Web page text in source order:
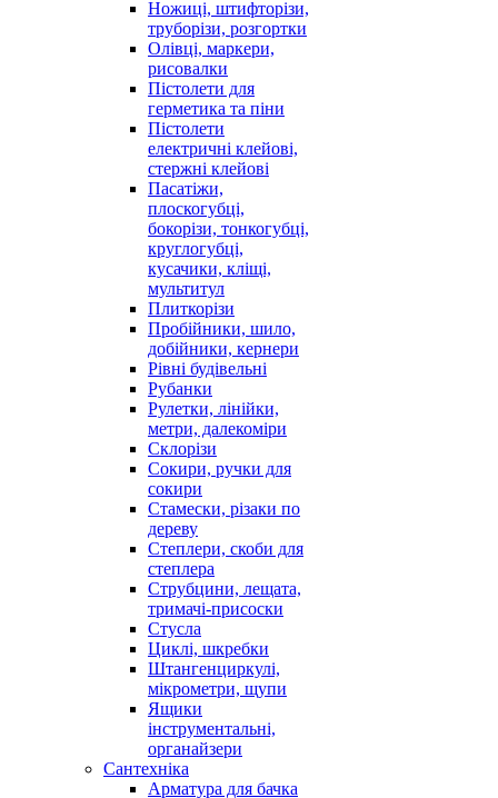
Ножиці, штифторізи,
труборізи, розгортки
Олівці, маркери,
рисовалки
Пістолети для
герметика та піни
Пістолети
електричні клейові,
стержні клейові
Пасатіжи,
плоскогубці,
бокорізи, тонкогубці,
круглогубці,
кусачики, кліщі,
мультитул
Плиткорізи
Пробійники, шило,
добійники, кернери
Рівні будівельні
Рубанки
Рулетки, лінійки,
метри, далекоміри
Склорізи
Сокири, ручки для
сокири
Стамески, різаки по
дереву
Степлери, скоби для
степлера
Струбцини, лещата,
тримачі-присоски
Стусла
Циклі, шкребки
Штангенциркулі,
мікрометри, щупи
Ящики
інструментальні,
органайзери
Сантехніка
Арматура для бачка